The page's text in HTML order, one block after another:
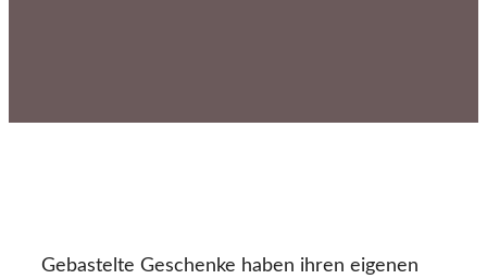
Gebastelte Geschenke haben ihren eigenen